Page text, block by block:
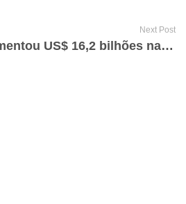
Next Post
Nutrição da soja movimentou US$ 16,2 bilhões na safra 2022-23